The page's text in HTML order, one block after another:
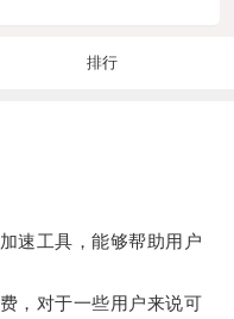
排行
工具，能够帮助用户
对于一些用户来说可